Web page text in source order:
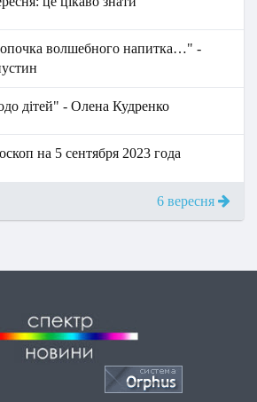
волшебного напитка…" -
дітей" - Олена Кудренко
на 5 сентября 2023 года
6 вересня